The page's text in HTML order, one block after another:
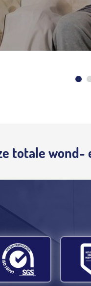
totale wond-